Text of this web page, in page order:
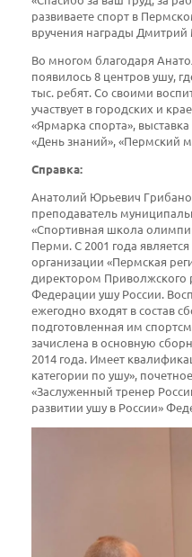
развиваете спорт в
вручения награды Дмитрий
Во многом благодаря
появилось 8 центров ушу,
тыс. ребят. Со своими
участвует в городских и
«Ярмарка спорта»,
«День знаний», «Пермский
Справка:
Анатолий Юрьевич
преподаватель
«Спортивная школа
Перми. С 2001 года
организации «Пермская
директором Приволжского
Федерации ушу России.
ежегодно входят в состав
подготовленная им
зачислена в основную
2014 года. Имеет
категории по ушу»,
«Заслуженный тренер
развитии ушу в России»